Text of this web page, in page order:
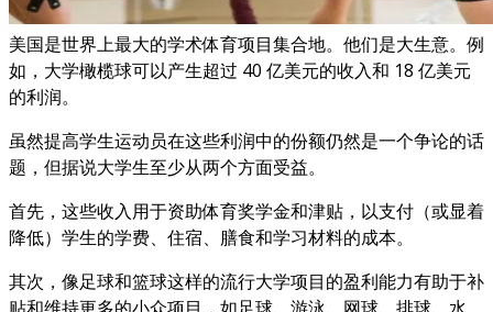
美国是世界上最大的学术体育项目集合地。他们是大生意。例
如，大学橄榄球可以产生超过 40 亿美元的收入和 18 亿美元
的利润。
虽然提高学生运动员在这些利润中的份额仍然是一个争论的话
题，但据说大学生至少从两个方面受益。
首先，这些收入用于资助体育奖学金和津贴，以支付（或显着
降低）学生的学费、住宿、膳食和学习材料的成本。
其次，像足球和篮球这样的流行大学项目的盈利能力有助于补